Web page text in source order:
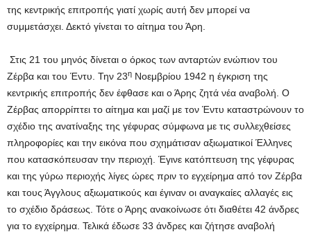
της κεντρικής επιτροπής γιατί χωρίς αυτή δεν μπορεί να
συμμετάσχει. Δεκτό γίνεται το αίτημα του Άρη.
Στις 21 του μηνός δίνεται ο όρκος των ανταρτών ενώπιον του
Ζέρβα και του Έντυ. Την 23η Νοεμβρίου 1942 η έγκριση της
κεντρικής επιτροπής δεν έφθασε και ο Άρης ζητά νέα αναβολή. Ο
Ζέρβας απορρίπτει το αίτημα και μαζί με τον Έντυ καταστρώνουν το
σχέδιο της ανατίναξης της γέφυρας σύμφωνα με τις συλλεχθείσες
πληροφορίες και την εικόνα που σχημάτισαν αξιωματικοί Έλληνες
που κατασκόπευσαν την περιοχή. Έγινε κατόπτευση της γέφυρας
και της γύρω περιοχής λίγες ώρες πριν το εγχείρημα από τον Ζέρβα
και τους Άγγλους αξιωματικούς και έγιναν οι αναγκαίες αλλαγές εις
το σχέδιο δράσεως. Τότε ο Άρης ανακοίνωσε ότι διαθέτει 42 άνδρες
για το εγχείρημα. Τελικά έδωσε 33 άνδρες και ζήτησε αναβολή